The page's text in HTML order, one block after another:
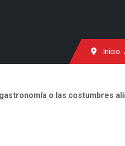
Inicio
o las costumbres